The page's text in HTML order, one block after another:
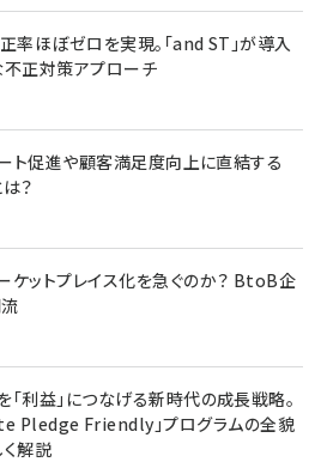
率ほぼゼロを実現。「and ST」が導入
正対策アプローチ
ト促進や顧客満足度向上に直結する
？
ケットプレイス化を急ぐのか？ BtoB企
利益」につなげる新時代の成長戦略。
Pledge Friendly」プログラムの全貌
解説